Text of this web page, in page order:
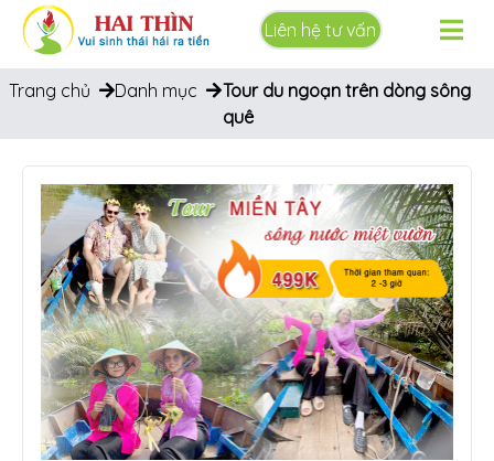
Liên hệ tư vấn
Trang chủ Danh mục
Tour du ngoạn trên dòng sông
quê